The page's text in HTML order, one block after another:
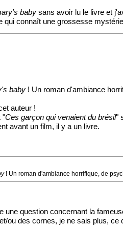
baby sans avoir lu le livre et
qui connaît une grossesse
baby ! Un roman d'ambiance
auteur !
"Ces garçon qui venaient du brésil"
avant un film, il y a un livre.
! Un roman d'ambiance horrifique, de
une question concernant la
ou des cornes, je ne sais plus,